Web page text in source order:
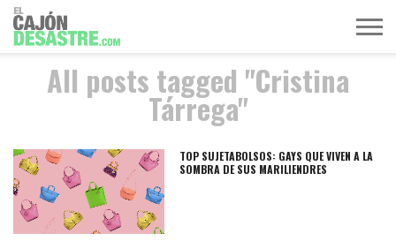
MÚSICA
TELEVISIÓN
POLÍTICA
ACTUALIDAD
EUROVISIÓN
All posts tagged "Cristina
Tárrega"
TOP SUJETABOLSOS: GAYS QUE VIVEN A LA
SOMBRA DE SUS MARILIENDRES